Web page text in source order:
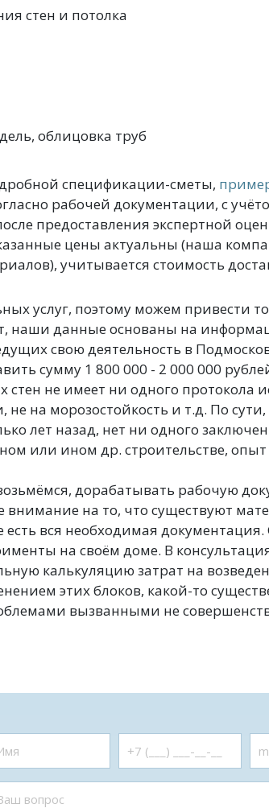
стен и потолка
облицовка труб
спецификации-сметы,
рабочей документации, с
предоставления экспертной
цены актуальны (наша
учитывается стоимость
услуг, поэтому можем привести
наши данные основаны на
свою деятельность в
сумму 1 800 000 - 2 000 000
не имеет ни одного протокола
на морозостойкость и т.д. По сути,
лет назад, нет ни одного
или ином др. строительстве, опыт
дорабатывать рабочую
на то, что существуют
вся необходимая документация.
на своём доме. В
калькуляцию затрат на
этих блоков, какой-то
вызванными не